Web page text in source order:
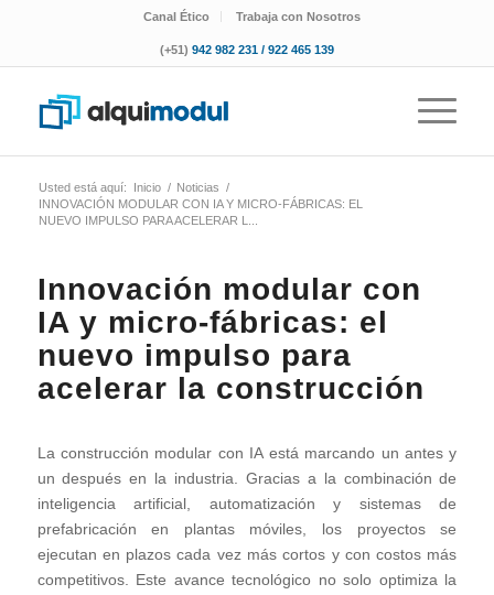
Canal Ético Trabaja con Nosotros
(+51) 942 982 231 / 922 465 139
Usted está aquí: Inicio / Noticias /
INNOVACIÓN MODULAR CON IA Y MICRO-FÁBRICAS: EL
NUEVO IMPULSO PARA ACELERAR L...
Innovación modular con
IA y micro-fábricas: el
nuevo impulso para
acelerar la construcción
La construcción modular con IA está marcando un antes y
un después en la industria. Gracias a la combinación de
inteligencia artificial, automatización y sistemas de
prefabricación en plantas móviles, los proyectos se
ejecutan en plazos cada vez más cortos y con costos más
competitivos. Este avance tecnológico no solo optimiza la